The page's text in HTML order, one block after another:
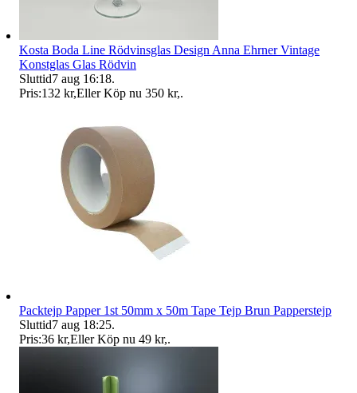
Kosta Boda Line Rödvinsglas Design Anna Ehrner Vintage
Konstglas Glas Rödvin
Sluttid7 aug 16:18.
Pris:132 kr,Eller Köp nu 350 kr,.
Packtejp Papper 1st 50mm x 50m Tape Tejp Brun Papperstejp
Sluttid7 aug 18:25.
Pris:36 kr,Eller Köp nu 49 kr,.